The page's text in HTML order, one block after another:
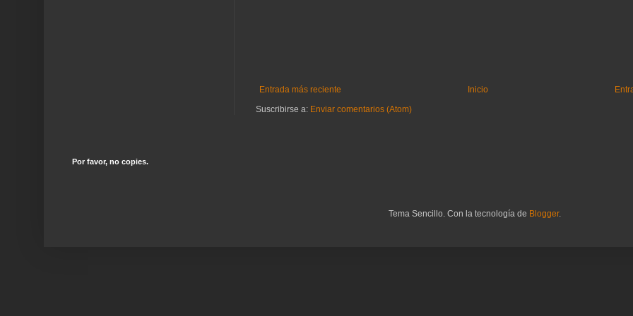
Entrada más reciente
Inicio
Suscribirse a: Enviar comentarios (Atom)
Por favor, no copies.
Tema Sencillo. Con la tecnología de Blogger.